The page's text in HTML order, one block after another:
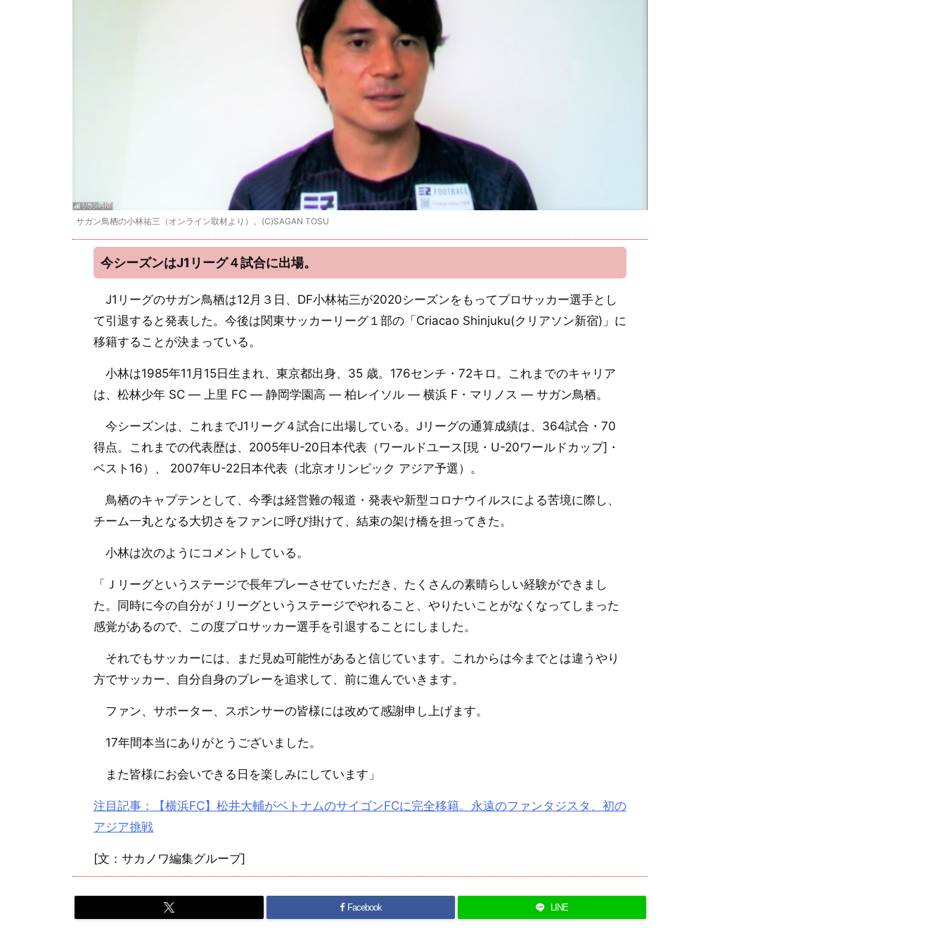
サガン鳥栖の小林祐三（オンライン取材より）。(C)SAGAN TOSU
今シーズンはJ1リーグ４試合に出場。
J1リーグのサガン鳥栖は12月３日、DF小林祐三が2020シーズンをもってプロサッカー選手とし
て引退すると発表した。今後は関東サッカーリーグ１部の「Criacao Shinjuku(クリアソン新宿)」に
移籍することが決まっている。
小林は1985年11月15日生まれ、東京都出身、35 歳。176センチ・72キロ。これまでのキャリア
は、松林少年 SC ― 上里 FC ― 静岡学園高 ― 柏レイソル ― 横浜 F・マリノス ― サガン鳥栖。
今シーズンは、これまでJ1リーグ４試合に出場している。Jリーグの通算成績は、364試合・70
得点。これまでの代表歴は、2005年U-20日本代表（ワールドユース[現・U-20ワールドカップ]・
ベスト16）、 2007年U-22日本代表（北京オリンピック アジア予選）。
鳥栖のキャプテンとして、今季は経営難の報道・発表や新型コロナウイルスによる苦境に際し、
チーム一丸となる大切さをファンに呼び掛けて、結束の架け橋を担ってきた。
小林は次のようにコメントしている。
「Ｊリーグというステージで⻑年プレーさせていただき、たくさんの素晴らしい経験ができまし
た。同時に今の自分がＪリーグというステージでやれること、やりたいことがなくなってしまった
感覚があるので、この度プロサッカー選手を引退することにしました。
それでもサッカーには、まだ見ぬ可能性があると信じています。これからは今までとは違うやり
方でサッカー、自分自身のプレーを追求して、前に進んでいきます。
ファン、サポーター、スポンサーの皆様には改めて感謝申し上げます。
17年間本当にありがとうございました。
また皆様にお会いできる日を楽しみにしています」
注目記事：【横浜FC】松井大輔がベトナムのサイゴンFCに完全移籍。永遠のファンタジスタ、初の
アジア挑戦
[文：サカノワ編集グループ]
Facebook LINE